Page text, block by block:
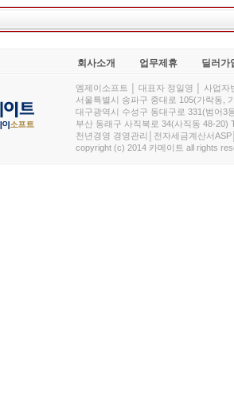
회사소개 업무제휴 딜러가
엠제이소프트 │ 대표자 정일영 │ 사업
서울특별시 송파구 중대로 105(가락동,
대구광역시 수성구 동대구로 331(범어3
부산 동래구 사직북로 34(사직동 48-20)
천년경영 경영관리│전자세금계산서
copyright (c) 2014 카메이트 all rights